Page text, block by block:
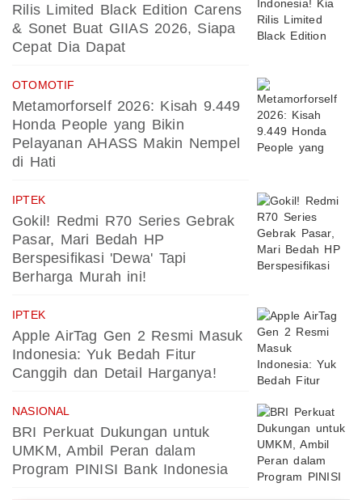
Rilis Limited Black Edition Carens
& Sonet Buat GIIAS 2026, Siapa
Cepat Dia Dapat
OTOMOTIF
Metamorforself 2026: Kisah 9.449
Honda People yang Bikin
Pelayanan AHASS Makin Nempel
di Hati
IPTEK
Gokil! Redmi R70 Series Gebrak
Pasar, Mari Bedah HP
Berspesifikasi 'Dewa' Tapi
Berharga Murah ini!
IPTEK
Apple AirTag Gen 2 Resmi Masuk
Indonesia: Yuk Bedah Fitur
Canggih dan Detail Harganya!
NASIONAL
BRI Perkuat Dukungan untuk
UMKM, Ambil Peran dalam
Program PINISI Bank Indonesia